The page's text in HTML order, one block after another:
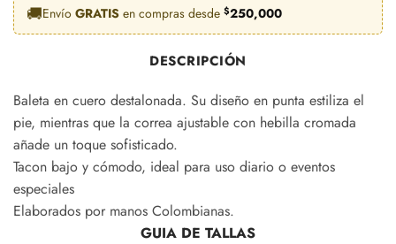
valoraciones
de clientes
🚚Envío GRATIS en compras desde $250,000
DESCRIPCIÓN
Baleta en cuero destalonada. Su diseño en punta estiliza el
pie, mientras que la correa ajustable con hebilla cromada
añade un toque sofisticado.
Tacon bajo y cómodo, ideal para uso diario o eventos
especiales
Elaborados por manos Colombianas.
GUIA DE TALLAS